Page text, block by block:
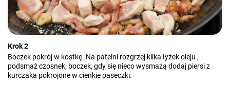
Krok 2
Boczek pokrój w kostkę. Na patelni rozgrzej kilka łyżek oleju ,
podsmaż czosnek, boczek, gdy się nieco wysmażą dodaj piersi z
kurczaka pokrojone w cienkie paseczki.